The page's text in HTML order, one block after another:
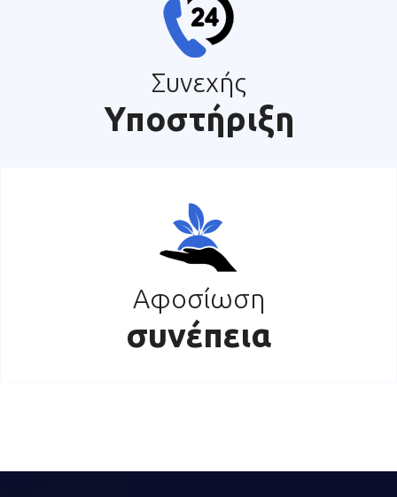
Συνεχής
Υποστήριξη
Αφοσίωση
συνέπεια